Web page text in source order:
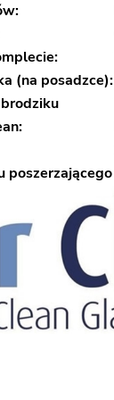
(na posadzce):
poszerzającego